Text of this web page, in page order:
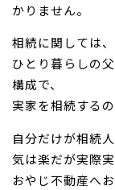
かりません。
相続に関しては
ひとり暮らしの
構成で、
実家を相続する
自分だけが相続
気は楽だが実際
おやじ不動産へ